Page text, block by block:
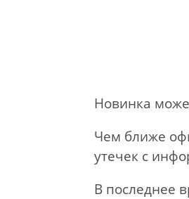
Новинка
Чем ближе
утечек с
В последнее